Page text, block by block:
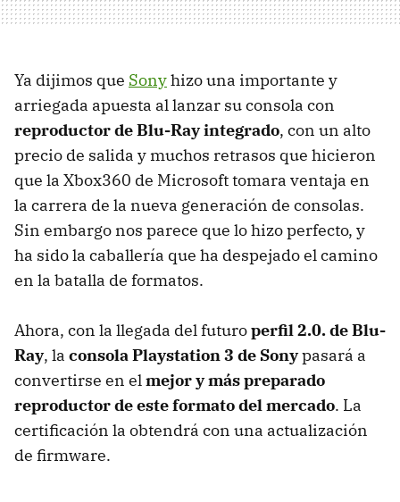
Ya dijimos que Sonyhizo una importante y
arriegada apuesta al lanzar su consola con
reproductor de Blu-Ray integrado, con un alto
precio de salida y muchos retrasos que hicieron
que la Xbox360 de Microsoft tomara ventaja en
la carrera de la nueva generación de consolas.
Sin embargo nos parece que lo hizo perfecto, y
ha sido la caballería que ha despejado el camino
en la batalla de formatos.
Ahora, con la llegada del futuroperfil 2.0. de Blu-
Ray, la consola Playstation 3 de Sonypasará a
convertirse en elmejor y más preparado
reproductor de este formato del mercado. La
certificación la obtendrá con una actualización
de firmware.